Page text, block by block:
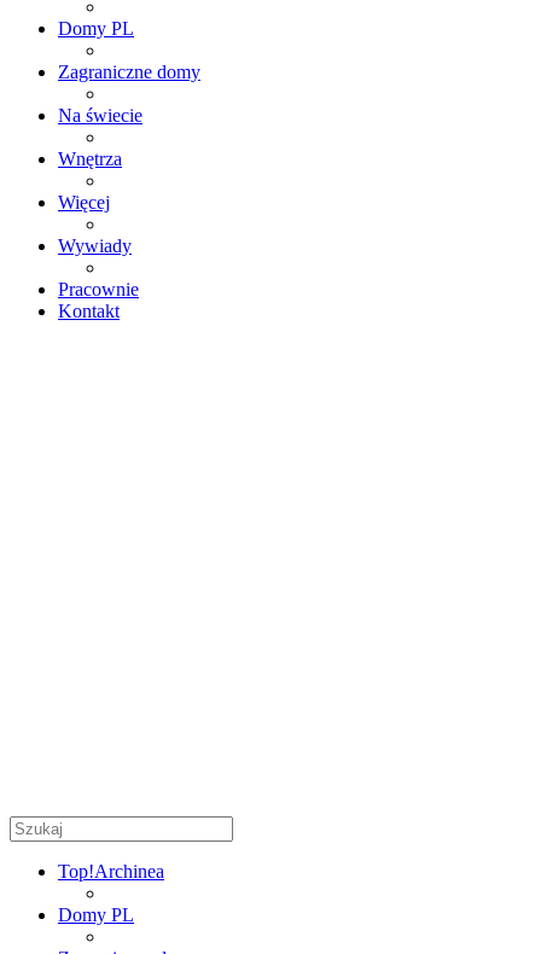
Domy PL
Zagraniczne domy
Na świecie
Wnętrza
Więcej
Wywiady
Pracownie
Kontakt
Top!Archinea
Domy PL